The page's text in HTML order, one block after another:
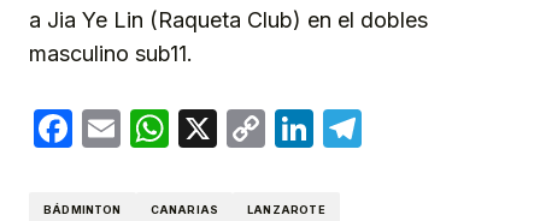
a Jia Ye Lin (Raqueta Club) en el dobles
masculino sub11.
Facebook
EmailWhatsApp
X
CopyLinkedIn
BÁDMINTON CANARIAS LANZAROTE